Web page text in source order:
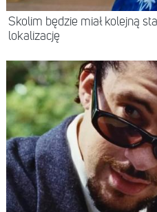
Skolim będzie miał kolejną
lokalizację